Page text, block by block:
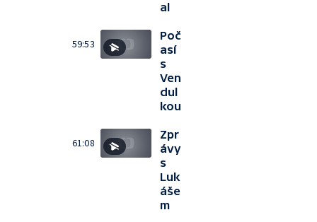
al
59:53
Poč
así
s
Ven
dul
kou
61:08
Zpr
ávy
s
Luk
áše
m